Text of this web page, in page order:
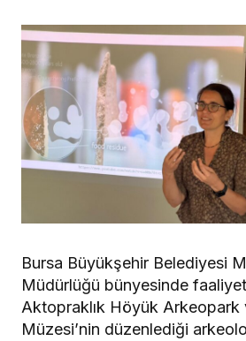
Bursa Büyükşehir Belediyesi
Müdürlüğü bünyesinde
Aktopraklık Höyük Arkeopark
Müzesi’nin düzenlediği